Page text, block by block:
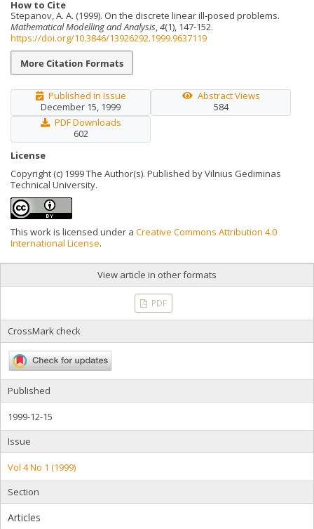
How to Cite
Stepanov, A. A. (1999). On the discrete linear ill‐posed problems.
Mathematical Modelling and Analysis,4(1), 147-152.
https://doi.org/10.3846/13926292.1999.9637119
More Citation Formats
Published in Issue
December 15, 1999
Abstract Views
584
PDF Downloads
602
License
Copyright (c) 1999 The Author(s). Published by Vilnius Gediminas
Technical University.
This work is licensed under a Creative Commons Attribution 4.0
International License.
View article in other formats
PDF
CrossMark check
Published
1999-12-15
Issue
Vol 4 No 1 (1999)
Section
Articles